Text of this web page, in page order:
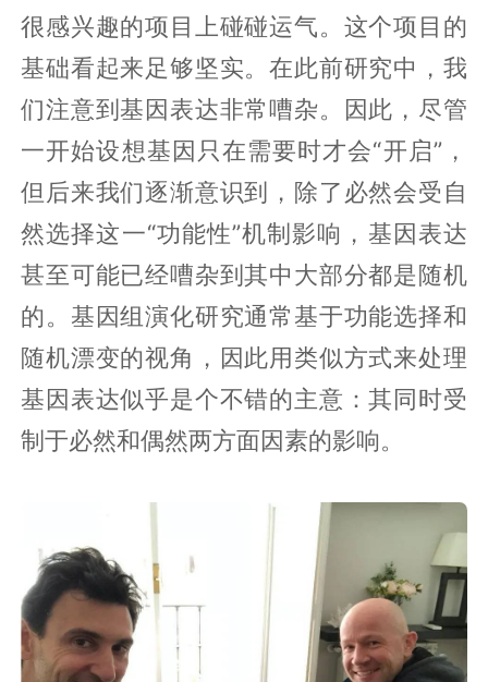
很感兴趣的项目上碰碰运气。这个项目的
基础看起来足够坚实。在此前研究中，我
们注意到基因表达非常嘈杂。因此，尽管
一开始设想基因只在需要时才会“开启”，
但后来我们逐渐意识到，除了必然会受自
然选择这一“功能性”机制影响，基因表达
甚至可能已经嘈杂到其中大部分都是随机
的。基因组演化研究通常基于功能选择和
随机漂变的视角，因此用类似方式来处理
基因表达似乎是个不错的主意：其同时受
制于必然和偶然两方面因素的影响。